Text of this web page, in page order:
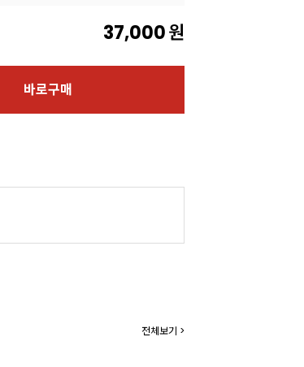
37,000원
바로구매
전체보기 >